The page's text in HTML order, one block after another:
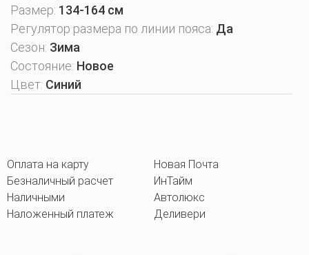
Размер: 134-164 см
Регулятор размера по линии пояса: Да
Сезон: Зима
Состояние: Новое
Цвет: Синий
Оплата на карту
Безналичный расчет
Наличными
Наложенный платеж
Новая Почта
ИнТайм
Автолюкс
Деливери